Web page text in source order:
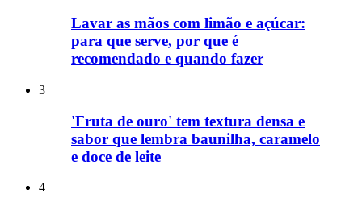
Lavar as mãos com limão e açúcar:
para que serve, por que é
recomendado e quando fazer
3
'Fruta de ouro' tem textura densa e
sabor que lembra baunilha, caramelo
e doce de leite
4